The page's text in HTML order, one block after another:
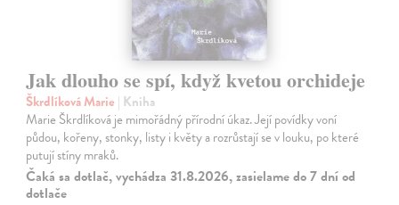
Jak dlouho se spí, když kvetou orchideje
Škrdlíková Marie | Kniha
Marie Škrdlíková je mimořádný přírodní úkaz. Její povídky voní
půdou, kořeny, stonky, listy i květy a rozrůstají se v louku, po které
putují stíny mraků.
Čaká sa dotlač, vychádza 31.8.2026, zasielame do 7 dní od
dotlače